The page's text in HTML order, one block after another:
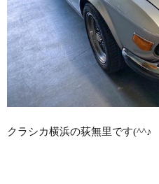
クラシカ横浜の荻無里です(^^♪